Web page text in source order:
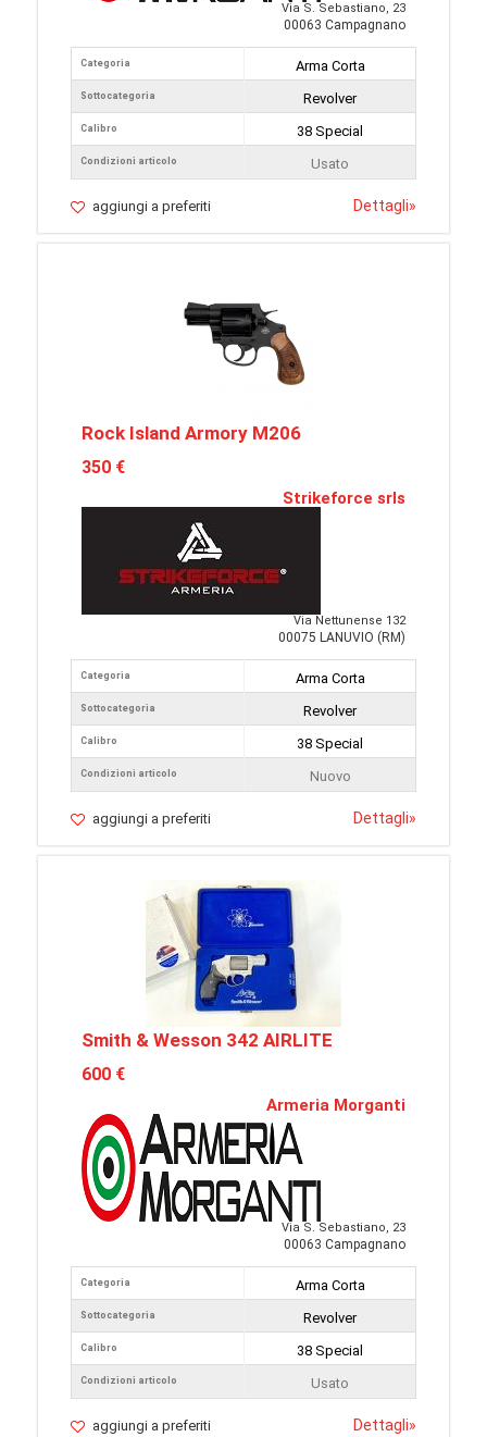
Via S. Sebastiano, 23
00063 Campagnano
Categoria
Sottocategoria
Calibro
Condizioni articolo
Arma Corta
Revolver
38 Special
Usato
aggiungi a preferiti Dettagli»
Rock Island Armory M206
350 €
Strikeforce srls
Via Nettunense 132
00075 LANUVIO (RM)
Categoria
Sottocategoria
Calibro
Condizioni articolo
Arma Corta
Revolver
38 Special
Nuovo
aggiungi a preferiti Dettagli»
Smith & Wesson 342 AIRLITE
600 €
Armeria Morganti
Via S. Sebastiano, 23
00063 Campagnano
Categoria
Sottocategoria
Calibro
Condizioni articolo
Arma Corta
Revolver
38 Special
Usato
aggiungi a preferiti Dettagli»